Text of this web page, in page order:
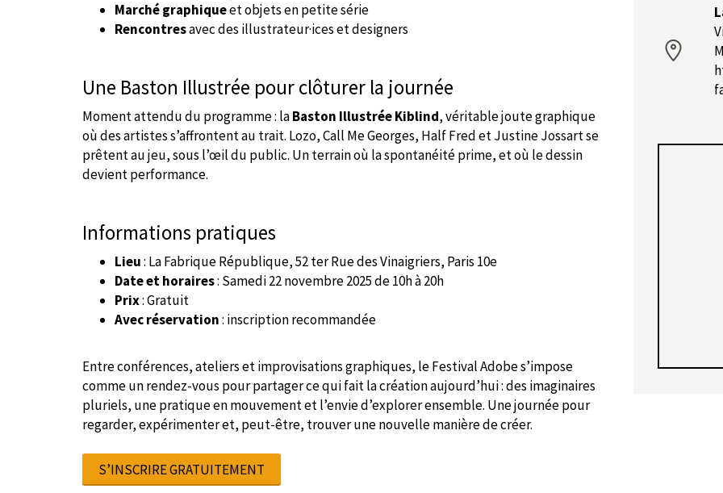
Marché graphiqueet objets en petite série
Rencontresavec des illustrateur·ices et designers
Une Baston Illustrée pour clôturer la journée
Moment attendu du programme : laBaston Illustrée Kiblind, véritable joute graphique
où des artistes s’affrontent au trait. Lozo, Call Me Georges, Half Fred et Justine Jossart se
prêtent au jeu, sous l’œil du public. Un terrain où la spontanéité prime, et où le dessin
devient performance.
Informations pratiques
Lieu: La Fabrique République, 52 ter Rue des Vinaigriers, Paris 10e
Date et horaires: Samedi 22 novembre 2025 de 10h à 20h
Prix: Gratuit
Avec réservation: inscription recommandée
Entre conférences, ateliers et improvisations graphiques, le Festival Adobe s’impose
comme un rendez-vous pour partager ce qui fait la création aujourd’hui : des imaginaires
pluriels, une pratique en mouvement et l’envie d’explorer ensemble. Une journée pour
regarder, expérimenter et, peut-être, trouver une nouvelle manière de créer.
S’INSCRIRE GRATUITEMENT